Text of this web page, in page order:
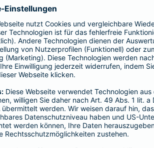
ergänzt den Schutz der
genau an die Bedürfnisse an.
Mehr erfahren Link Opens in New